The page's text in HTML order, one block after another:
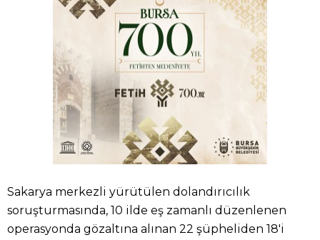
Sakarya merkezli yürütülen dolandırıcılık
soruşturmasında, 10 ilde eş zamanlı düzenlenen
operasyonda gözaltına alınan 22 şüpheliden 18'i